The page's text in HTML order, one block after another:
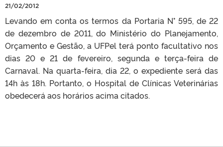
21/02/2012
Levando em conta os termos da Portaria N° 595, de 22
de dezembro de 2011, do Ministério do Planejamento,
Orçamento e Gestão, a UFPel terá ponto facultativo nos
dias 20 e 21 de fevereiro, segunda e terça-feira de
Carnaval. Na quarta-feira, dia 22, o expediente será das
14h às 18h. Portanto, o Hospital de Clínicas Veterinárias
obedecerá aos horários acima citados.